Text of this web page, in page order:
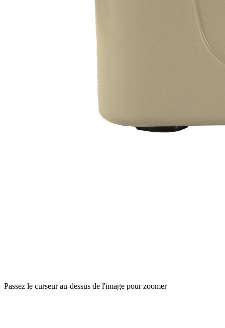
Passez le curseur au-dessus de l'image pour zoomer